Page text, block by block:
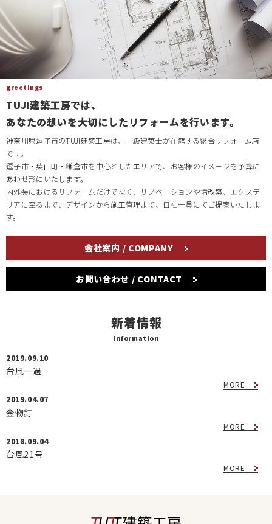
greetings
TUJI建築工房では、
あなたの想いを大切にしたリフォームを行います。
神奈川県逗子市のTUJI建築工房は、一級建築士が在籍する総合リフォーム店
です。
逗子市・葉山町・鎌倉市を中心としたエリアで、お客様のイメージを予算に
あわせ形にいたします。
内外装におけるリフォームだけでなく、リノベーションや増改築、エクステ
リアに至るまで、デザインから施工管理まで、自社一貫にてご提案いたしま
す。
会社案内 / COMPANY
お問い合わせ / CONTACT
新着情報
Information
2019.09.10
台風一過
MORE
2019.04.07
金物釘
MORE
2018.09.04
台風21号
MORE